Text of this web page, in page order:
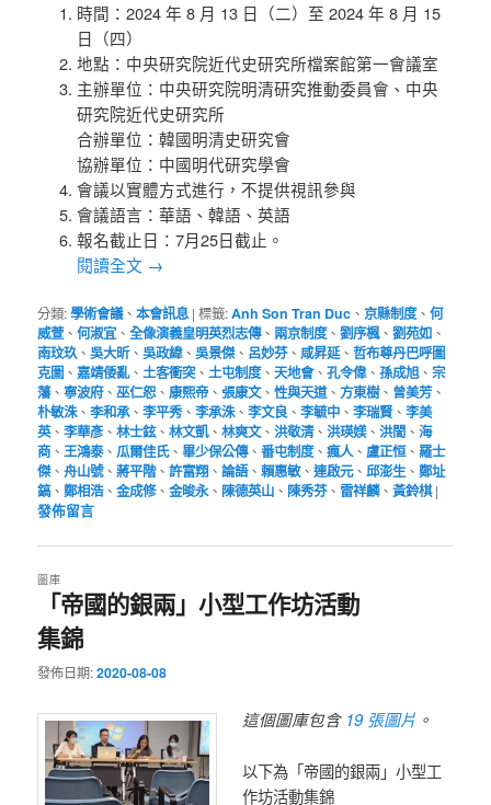
時間：2024 年 8 月 13 日（二）至 2024 年 8 月 15
日（四）
地點：中央研究院近代史研究所檔案館第一會議室
主辦單位：中央研究院明清研究推動委員會、中央
研究院近代史研究所
合辦單位：韓國明清史研究會
協辦單位：中國明代研究學會
會議以實體方式進行，不提供視訊參與
會議語言：華語、韓語、英語
報名截止日：7月25日截止。
閱讀全文 →
分類:學術會議、本會訊息 |標籤:Anh Son Tran Duc 、京縣制度、何
威萱、何淑宜、全像演義皇明英烈志傳、兩京制度、劉序楓、劉苑如 、
南玟玖、吳大昕、吳政緯、吳景傑、 呂妙芬、咸昇延、哲布尊丹巴呼圖
克圖 、嘉靖倭亂、土客衝突、土屯制度、天地會、孔令偉、孫成旭、宗
藩、寧波府、巫仁恕、康熙帝 、張康文、性與天道、方東樹、 曾美芳、
朴敏洙、李和承、李平秀、李承洙、李文良、李毓中 、李瑞賢、李美
英、李華彥、林士鉉、林文凱、林爽文、洪敬清、洪瑛媄、洪誾 、海
商、王鴻泰、瓜爾佳氏、畢少保公傳、番屯制度、瘋人、盧正恒、羅士
傑、舟山號、蔣平階、許富翔 、論語、賴惠敏、連啟元、邱澎生、鄭址
鎬、鄭相浩、金成修、金晙永、 陳德英山 、 陳秀芬、 雷祥麟、黃鈴棋 |
發佈留言
「帝國的銀兩」小型工作坊活動
集錦
圖庫
發佈日期:2020-08-08
這個圖庫包含 19 張圖片 。
以下為「帝國的銀兩」小型工
作坊活動集錦